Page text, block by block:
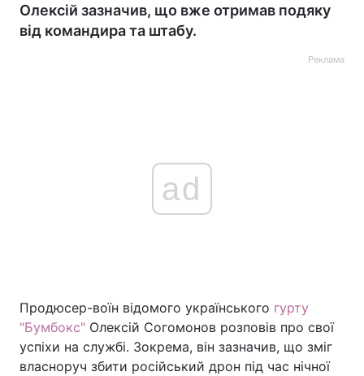
Олексій зазначив, що вже отримав подяку
від командира та штабу.
Реклама
ad
Продюсер-воїн відомого українського гурту
"Бумбокс" Олексій Согомонов розповів про свої
успіхи на службі. Зокрема, він зазначив, що зміг
власноруч збити російський дрон під час нічної